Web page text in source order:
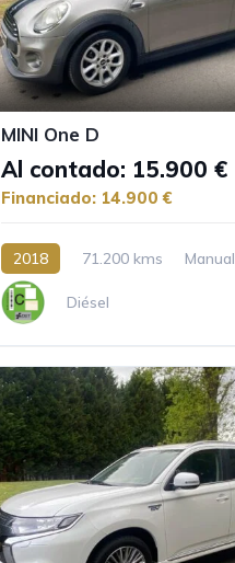
MINI One D
Al contado: 15.900 €
Financiado: 14.900 €
2018 71.200 kms Manual
Diésel